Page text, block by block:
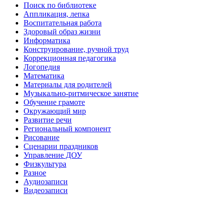
Поиск по библиотеке
Аппликация, лепка
Воспитательная работа
Здоровый образ жизни
Информатика
Конструирование, ручной труд
Коррекционная педагогика
Логопедия
Математика
Материалы для родителей
Музыкально-ритмическое занятие
Обучение грамоте
Окружающий мир
Развитие речи
Региональный компонент
Рисование
Сценарии праздников
Управление ДОУ
Физкультура
Разное
Аудиозаписи
Видеозаписи